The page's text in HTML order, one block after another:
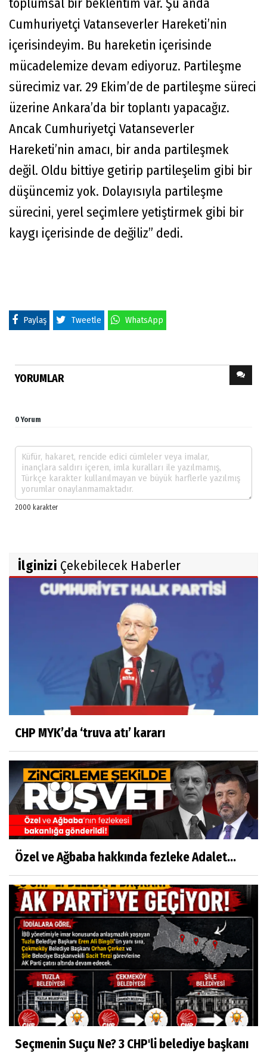
toplumsal bir beklentim var. Şu anda
Cumhuriyetçi Vatanseverler Hareketi’nin
içerisindeyim. Bu hareketin içerisinde
mücadelemize devam ediyoruz. Partileşme
sürecimiz var. 29 Ekim’de de partileşme süreci
üzerine Ankara’da bir toplantı yapacağız.
Ancak Cumhuriyetçi Vatanseverler
Hareketi’nin amacı, bir anda partileşmek
değil. Oldu bittiye getirip partileşelim gibi bir
düşüncemiz yok. Dolayısıyla partileşme
sürecini, yerel seçimlere yetiştirmek gibi bir
kaygı içerisinde de değiliz” dedi.
Paylaş Tweetle WhatsApp
YORUMLAR
0 Yorum
İlginizi Çekebilecek Haberler
CHP MYK’da ‘truva atı’ kararı
Özel ve Ağbaba hakkında fezleke Adalet...
Seçmenin Suçu Ne? 3 CHP'li belediye başkanı